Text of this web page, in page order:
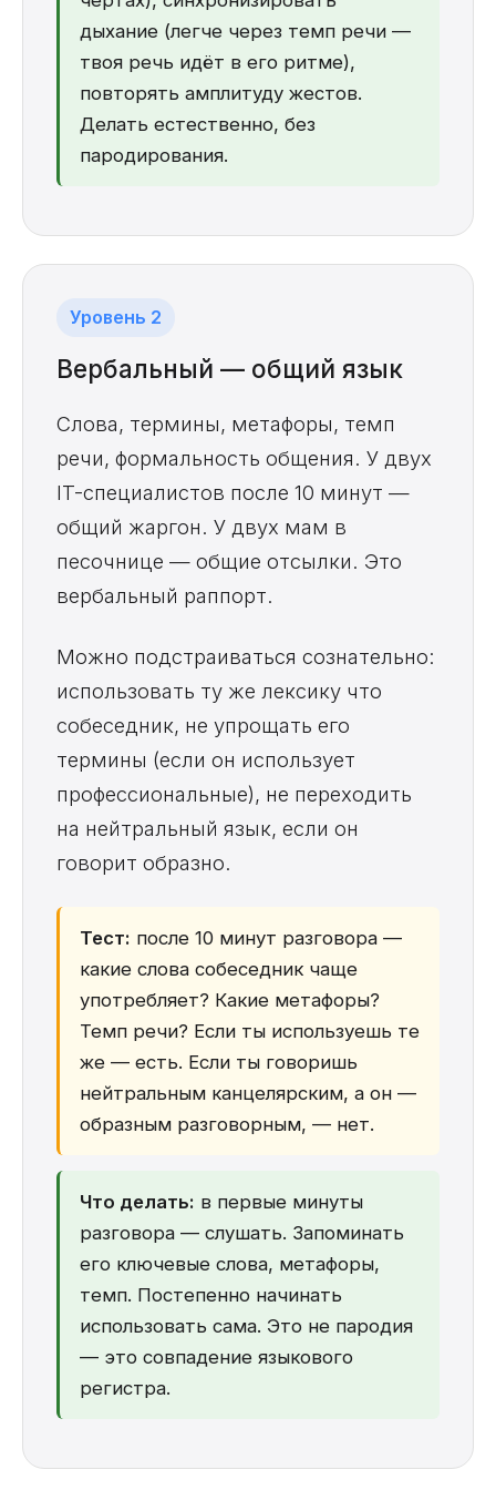
дыхание (легче через темп речи —
твоя речь идёт в его ритме),
повторять амплитуду жестов.
Делать естественно, без
пародирования.
Уровень 2
Вербальный — общий язык
Слова, термины, метафоры, темп
речи, формальность общения. У двух
IT-специалистов после 10 минут —
общий жаргон. У двух мам в
песочнице — общие отсылки. Это
вербальный раппорт.
Можно подстраиваться сознательно:
использовать ту же лексику что
собеседник, не упрощать его
термины (если он использует
профессиональные), не переходить
на нейтральный язык, если он
говорит образно.
Тест: после 10 минут разговора —
какие слова собеседник чаще
употребляет? Какие метафоры?
Темп речи? Если ты используешь те
же — есть. Если ты говоришь
нейтральным канцелярским, а он —
образным разговорным, — нет.
Что делать: в первые минуты
разговора — слушать. Запоминать
его ключевые слова, метафоры,
темп. Постепенно начинать
использовать сама. Это не пародия
— это совпадение языкового
регистра.